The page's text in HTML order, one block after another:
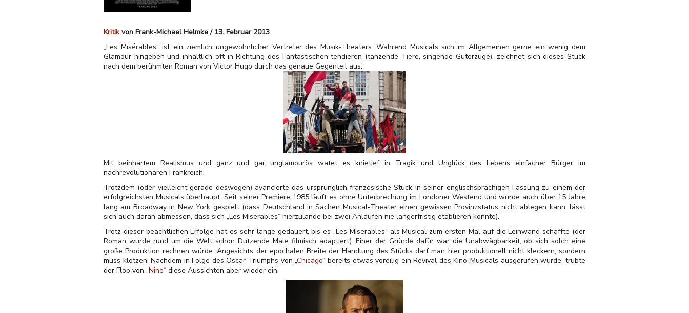
Kritikvon Frank-Michael Helmke / 13. Februar 2013
„Les Misérables“ ist ein ziemlich ungewöhnlicher Vertreter des Musik-Theaters. Während Musicals sich im Allgemeinen gerne ein wenig dem
Glamour hingeben und inhaltlich oft in Richtung des Fantastischen tendieren (tanzende Tiere, singende Güterzüge), zeichnet sich dieses Stück
nach dem berühmten Roman von Victor Hugo durch das genaue Gegenteil aus:
Mit beinhartem Realismus und ganz und gar unglamourös watet es knietief in Tragik und Unglück des Lebens einfacher Bürger im
nachrevolutionären Frankreich.
Trotzdem (oder vielleicht gerade deswegen) avancierte das ursprünglich französische Stück in seiner englischsprachigen Fassung zu einem der
erfolgreichsten Musicals überhaupt: Seit seiner Premiere 1985 läuft es ohne Unterbrechung im Londoner Westend und wurde auch über 15 Jahre
lang am Broadway in New York gespielt (dass Deutschland in Sachen Musical-Theater einen gewissen Provinzstatus nicht ablegen kann, lässt
sich auch daran abmessen, dass sich „Les Miserables“ hierzulande bei zwei Anläufen nie längerfristig etablieren konnte).
Trotz dieser beachtlichen Erfolge hat es sehr lange gedauert, bis es „Les Miserables“ als Musical zum ersten Mal auf die Leinwand schaffte (der
Roman wurde rund um die Welt schon Dutzende Male filmisch adaptiert). Einer der Gründe dafür war die Unabwägbarkeit, ob sich solch eine
große Produktion rechnen würde: Angesichts der epochalen Breite der Handlung des Stücks darf man hier produktionell nicht kleckern, sondern
muss klotzen. Nachdem in Folge des Oscar-Triumphs von „Chicago“ bereits etwas voreilig ein Revival des Kino-Musicals ausgerufen wurde, trübte
der Flop von „Nine“ diese Aussichten aber wieder ein.